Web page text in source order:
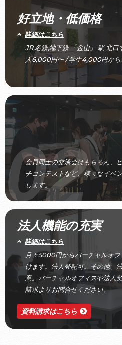
好立地・低価格
詳細はこちら
JR,名鉄,地下鉄 「金山」 駅 北
人6,000円〜 / 学生4,000円から
会員同士の交流会はもちろん、
チコンテストなど、様々なイベ
します。
02
法人機能の充実
詳細はこちら
月々5000円からバーチャルオ
けます。法人登記可。その他、
意。バーチャルオフィスや法人
請求よりお問合せください。
資料請求はこちら